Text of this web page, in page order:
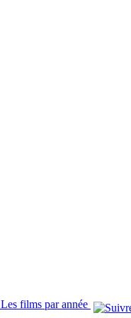
Les films par année